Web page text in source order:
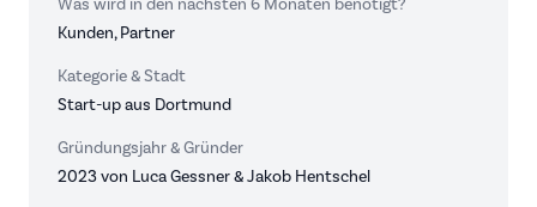
Was wird in den nächsten 6 Monaten benötigt?
Kunden, Partner
Kategorie & Stadt
Start-up aus Dortmund
Gründungsjahr & Gründer
2023 von Luca Gessner & Jakob Hentschel